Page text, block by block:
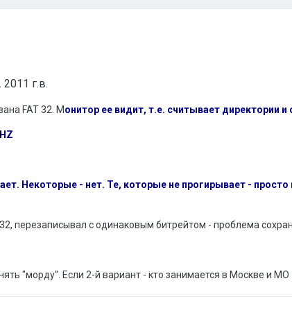
2011 г.в.
FAT 32. Монитор ее видит, т.е. считывает директории
Некоторые - нет. Те, которые не прогирывает - просто
перезаписывал с одинаковым битрейтом - проблема
"морду". Если 2-й вариант - кто занимается в Москве и МО